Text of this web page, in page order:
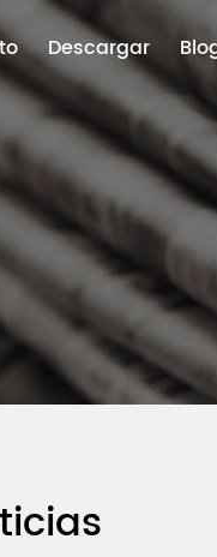
Descargar